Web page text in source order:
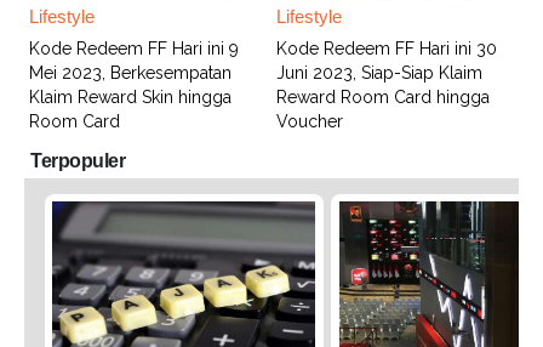
Lifestyle
Kode Redeem FF Hari ini 9
Mei 2023, Berkesempatan
Klaim Reward Skin hingga
Room Card
Lifestyle
Kode Redeem FF Hari ini 30
Juni 2023, Siap-Siap Klaim
Reward Room Card hingga
Voucher
Terpopuler